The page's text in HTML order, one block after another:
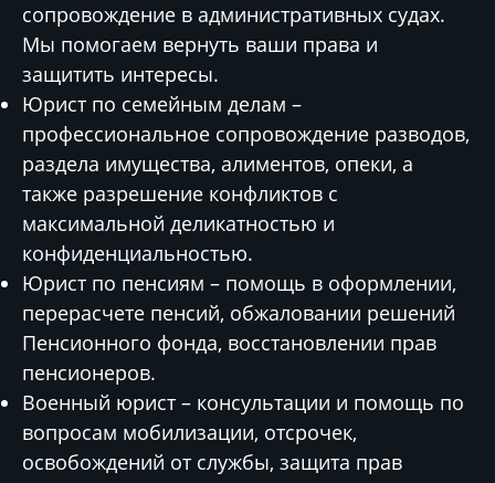
сопровождение в административных судах.
Мы помогаем вернуть ваши права и
защитить интересы.
Юрист по семейным делам –
профессиональное сопровождение разводов,
раздела имущества, алиментов, опеки, а
также разрешение конфликтов с
максимальной деликатностью и
конфиденциальностью.
Юрист по пенсиям – помощь в оформлении,
перерасчете пенсий, обжаловании решений
Пенсионного фонда, восстановлении прав
пенсионеров.
Военный юрист – консультации и помощь по
вопросам мобилизации, отсрочек,
освобождений от службы, защита прав